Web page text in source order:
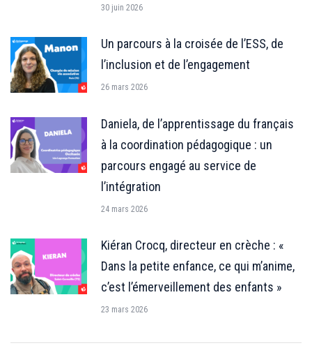
30 juin 2026
Un parcours à la croisée de l’ESS, de
l’inclusion et de l’engagement
26 mars 2026
Daniela, de l’apprentissage du français
à la coordination pédagogique : un
parcours engagé au service de
l’intégration
24 mars 2026
Kiéran Crocq, directeur en crèche : «
Dans la petite enfance, ce qui m’anime,
c’est l’émerveillement des enfants »
23 mars 2026